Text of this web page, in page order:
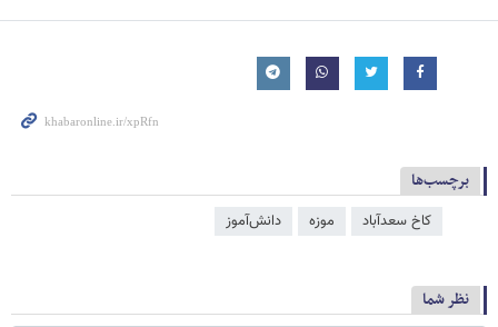
برچسب‌ها
کاخ سعدآباد موزه دانش‌آموز
نظر شما